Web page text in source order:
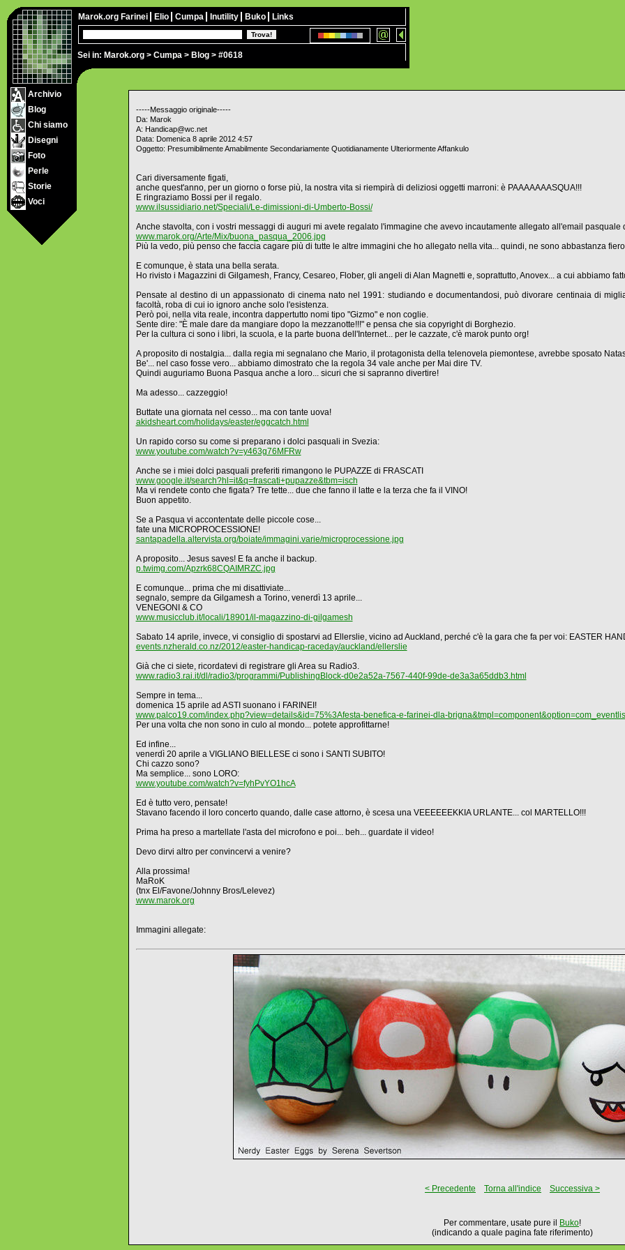
Sei in: Marok.org > Cumpa > Blog > #0618
Marok.org Farinei Elio Cumpa Inutility Buko Links
Archivio
Blog
Chi siamo
Disegni
Foto
Perle
Storie
Voci
-----Messaggio originale-----
Da: Marok
A: Handicap@wc.net
Data: Domenica 8 aprile 2012 4:57
Oggetto: Presumibilmente Amabilmente Secondariamente Quotidianamente Ulteriormente Affankulo
Cari diversamente figati,
anche quest'anno, per un giorno o forse più, la nostra vita si riempirà di deliziosi oggetti marroni: è PAAAAAAASQUA!!!
E ringraziamo Bossi per il regalo.
www.ilsussidiario.net/Speciali/Le-dimissioni-di-Umberto-Bossi/
Anche stavolta, con i vostri messaggi di auguri mi avete regalato l'immagine che avevo incautamente allegato all'email pasquale
www.marok.org/Arte/Mix/buona_pasqua_2006.jpg
Più la vedo, più penso che faccia cagare più di tutte le altre immagini che ho allegato nella vita... quindi, ne sono abbastanza
E comunque, è stata una bella serata.
Ho rivisto i Magazzini di Gilgamesh, Francy, Cesareo, Flober, gli angeli di Alan Magnetti e, soprattutto, Anovex... a cui abbiamo
Pensate al destino di un appassionato di cinema nato nel 1991: studiando e documentandosi, può divorare centinaia di
facoltà, roba di cui io ignoro anche solo l'esistenza.
Però poi, nella vita reale, incontra dappertutto nomi tipo "Gizmo" e non coglie.
Sente dire: "È male dare da mangiare dopo la mezzanotte!!!" e pensa che sia copyright di Borghezio.
Per la cultura ci sono i libri, la scuola, e la parte buona dell'Internet... per le cazzate, c'è marok punto org!
A proposito di nostalgia... dalla regia mi segnalano che Mario, il protagonista della telenovela piemontese, avrebbe sposato
Be'... nel caso fosse vero... abbiamo dimostrato che la regola 34 vale anche per Mai dire TV.
Quindi auguriamo Buona Pasqua anche a loro... sicuri che si sapranno divertire!
Ma adesso... cazzeggio!
Buttate una giornata nel cesso... ma con tante uova!
akidsheart.com/holidays/easter/eggcatch.html
Un rapido corso su come si preparano i dolci pasquali in Svezia:
www.youtube.com/watch?v=y463g76MFRw
Anche se i miei dolci pasquali preferiti rimangono le PUPAZZE di FRASCATI
www.google.it/search?hl=it&q=frascati+pupazze&tbm=isch
Ma vi rendete conto che figata? Tre tette... due che fanno il latte e la terza che fa il VINO!
Buon appetito.
Se a Pasqua vi accontentate delle piccole cose...
fate una MICROPROCESSIONE!
santapadella.altervista.org/boiate/immagini.varie/microprocessione.jpg
A proposito... Jesus saves! E fa anche il backup.
p.twimg.com/Apzrk68CQAIMRZC.jpg
E comunque... prima che mi disattiviate...
segnalo, sempre da Gilgamesh a Torino, venerdì 13 aprile...
VENEGONI & CO
www.musicclub.it/locali/18901/il-magazzino-di-gilgamesh
Sabato 14 aprile, invece, vi consiglio di spostarvi ad Ellerslie, vicino ad Auckland, perché c'è la gara che fa per voi: EASTER
events.nzherald.co.nz/2012/easter-handicap-raceday/auckland/ellerslie
Già che ci siete, ricordatevi di registrare gli Area su Radio3.
www.radio3.rai.it/dl/radio3/programmi/PublishingBlock-d0e2a52a-7567-440f-99de-de3a3a65ddb3.html
Sempre in tema...
domenica 15 aprile ad ASTI suonano i FARINEI!
www.palco19.com/index.php?view=details&id=75%3Afesta-benefica-e-farinei-dla-
Per una volta che non sono in culo al mondo... potete approfittarne!
Ed infine...
venerdì 20 aprile a VIGLIANO BIELLESE ci sono i SANTI SUBITO!
Chi cazzo sono?
Ma semplice... sono LORO:
www.youtube.com/watch?v=fyhPvYO1hcA
Ed è tutto vero, pensate!
Stavano facendo il loro concerto quando, dalle case attorno, è scesa una VEEEEEEKKIA URLANTE... col MARTELLO!!!
Prima ha preso a martellate l'asta del microfono e poi... beh... guardate il video!
Devo dirvi altro per convincervi a venire?
Alla prossima!
MaRoK
(tnx El/Favone/Johnny Bros/Lelevez)
www.marok.org
Immagini allegate:
< Precedente Torna all'indice Successiva >
Per commentare, usate pure il Buko!
(indicando a quale pagina fate riferimento)